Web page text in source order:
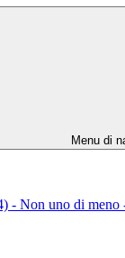
Menu di
- Non uno di